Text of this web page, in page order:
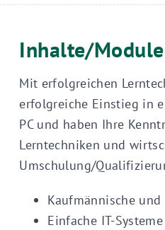
Inhalte/Module
Mit erfolgreichen
erfolgreiche Einstieg in
PC und haben Ihre
Lerntechniken und
Umschulung/
Kaufmännische
Einfache IT-Systeme